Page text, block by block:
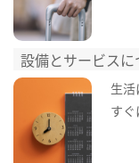
設備とサービスに
生
すぐ